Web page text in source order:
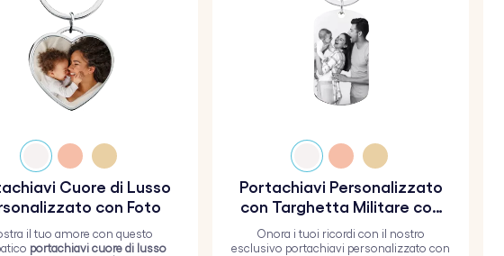
Cuore di Lusso
con Foto
il tuo amore con questo
portachiavi cuore di lusso
Portachiavi Personalizzato
con Targhetta Militare con
Foto e Testo Inciso
Onora i tuoi ricordi con il nostro
esclusivo portachiavi personalizzato con